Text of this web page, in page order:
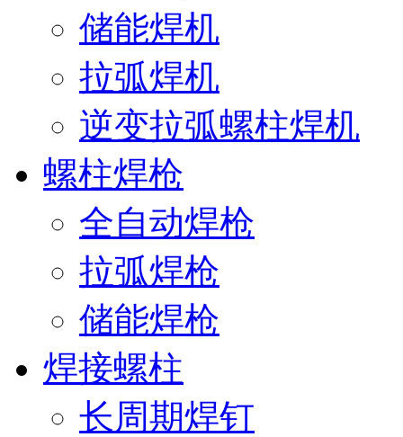
储能焊机
拉弧焊机
逆变拉弧螺柱焊机
螺柱焊枪
全自动焊枪
拉弧焊枪
储能焊枪
焊接螺柱
长周期焊钉